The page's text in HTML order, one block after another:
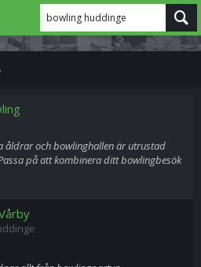
bowling huddinge
åldrar och bowlinghallen är utrustad
på att kombinera ditt bowlingbesök